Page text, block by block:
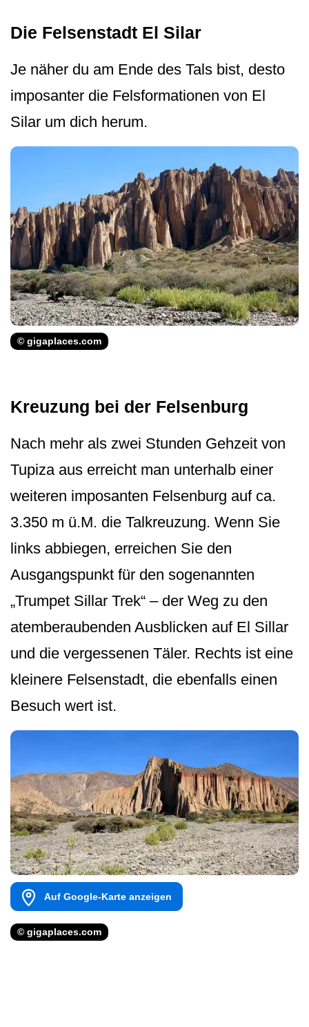
Die Felsenstadt El Silar
Je näher du am Ende des Tals bist, desto
imposanter die Felsformationen von El
Silar um dich herum.
© gigaplaces.com
Kreuzung bei der Felsenburg
Nach mehr als zwei Stunden Gehzeit von
Tupiza aus erreicht man unterhalb einer
weiteren imposanten Felsenburg auf ca.
3.350 m ü.M. die Talkreuzung. Wenn Sie
links abbiegen, erreichen Sie den
Ausgangspunkt für den sogenannten
„Trumpet Sillar Trek“ – der Weg zu den
atemberaubenden Ausblicken auf El Sillar
und die vergessenen Täler. Rechts ist eine
kleinere Felsenstadt, die ebenfalls einen
Besuch wert ist.
Auf Google-Karte anzeigen
© gigaplaces.com